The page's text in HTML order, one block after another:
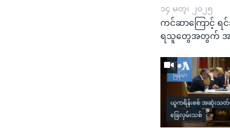
၁၄ မတ္၊ ၂၀၂၅
ကင်ဆာကြောင့် ရ
ရသူတွေအတွက် အ